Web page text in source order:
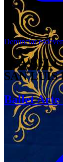
Denunciar
"LA
SAN LUIS
Ballet Arte